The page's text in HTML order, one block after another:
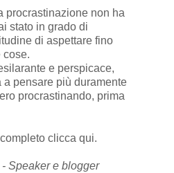
procrastinazione non ha
stato in grado di
di aspettare fino
cose.
e perspicace,
pensare più duramente
procrastinando, prima
clicca qui.
Speaker e blogger